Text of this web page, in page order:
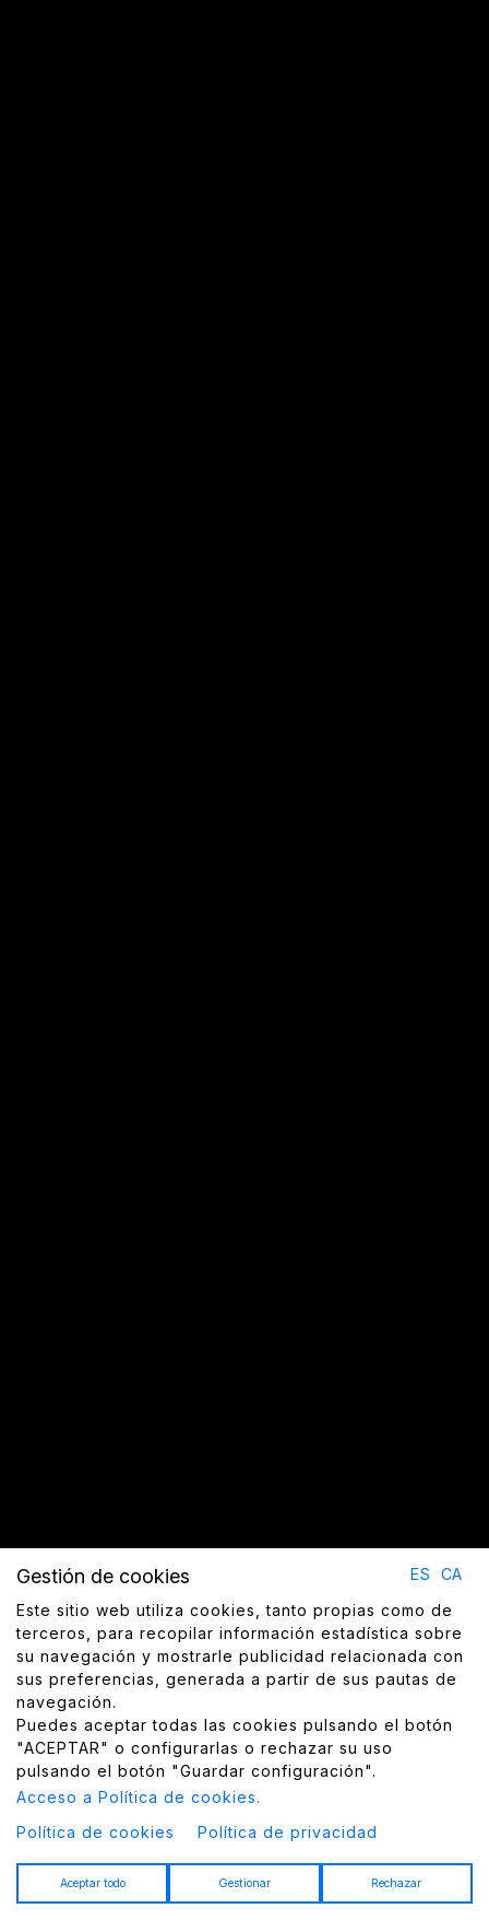
ES CA
Gestión de cookies
Este sitio web utiliza cookies, tanto propias como de
terceros, para recopilar información estadística sobre
su navegación y mostrarle publicidad relacionada con
sus preferencias, generada a partir de sus pautas de
navegación.
Puedes aceptar todas las cookies pulsando el botón
"ACEPTAR" o configurarlas o rechazar su uso
pulsando el botón "Guardar configuración".
Acceso a Política de cookies.
Política de cookies
Política de privacidad
Aceptar todo Gestionar Rechazar